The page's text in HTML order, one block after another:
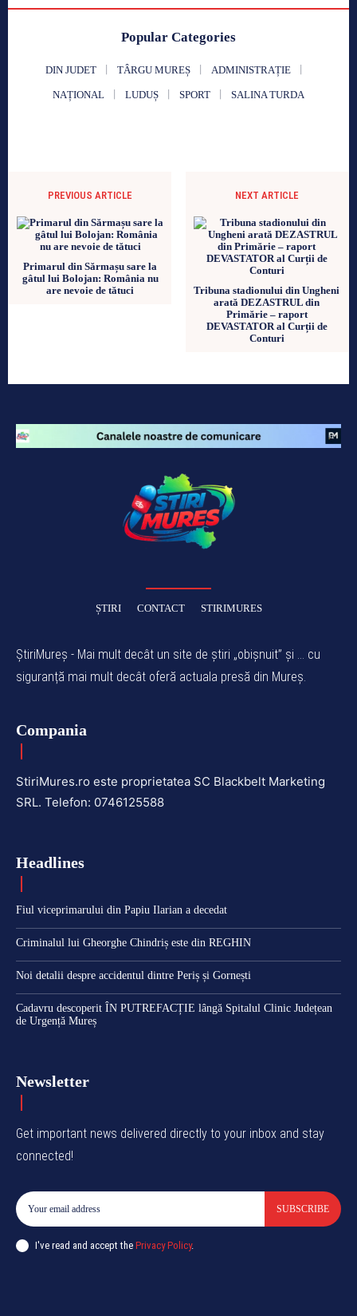
Popular Categories
DIN JUDET TÂRGU MUREȘ ADMINISTRAȚIE
NAȚIONAL LUDUȘ SPORT SALINA TURDA
PREVIOUS ARTICLE
Primarul din Sărmașu sare la
gâtul lui Bolojan: România nu
are nevoie de tătuci
NEXT ARTICLE
Tribuna stadionului din Ungheni
arată DEZASTRUL din
Primărie – raport
DEVASTATOR al Curții de
Conturi
ȘTIRI CONTACT STIRIMURES
ȘtiriMureș - Mai mult decât un site de știri „obișnuit” și ... cu
siguranță mai mult decât oferă actuala presă din Mureș.
Compania
StiriMures.ro este proprietatea SC Blackbelt Marketing
SRL. Telefon: 0746125588
Headlines
Fiul viceprimarului din Papiu Ilarian a decedat
Criminalul lui Gheorghe Chindriș este din REGHIN
Noi detalii despre accidentul dintre Periș și Gornești
Cadavru descoperit ÎN PUTREFACȚIE lângă Spitalul Clinic Județean
de Urgență Mureș
Newsletter
Get important news delivered directly to your inbox and stay
connected!
SUBSCRIBE
I've read and accept the Privacy Policy.